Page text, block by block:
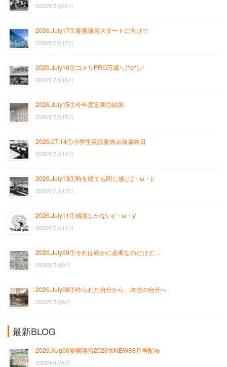
2026年7月21日
2026.July17①夏期講習スタートに向けて
2026年7月17日
2026.July16①コメリPRO万歳＼(^o^)／
2026年7月16日
2026.July15①今年度定期①結果
2026年7月15日
2026.07.14①小学生英語夏休み前最終日
2026年7月14日
2026.July13①時を経ても同じ感じ(/・ω・)/
2026年7月13日
2026.July11①感謝しかない(/・ω・)/
2026年7月11日
2026.July09①それは確かに必要なのだけど…
2026年7月9日
2026.July08①作られた自分から、本当の自分へ
2026年7月8日
最新BLOG
2026.Aug06夏期講習2026⑪NEWS8月号配布
2026年8月6日